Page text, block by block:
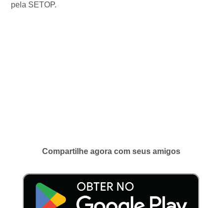
pela SETOP.
Compartilhe agora com seus amigos